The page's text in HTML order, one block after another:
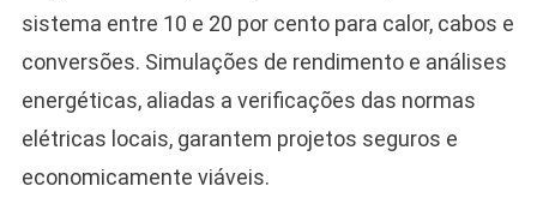
sistema entre 10 e 20 por cento para calor, cabos e
conversões. Simulações de rendimento e análises
energéticas, aliadas a verificações das normas
elétricas locais, garantem projetos seguros e
economicamente viáveis.